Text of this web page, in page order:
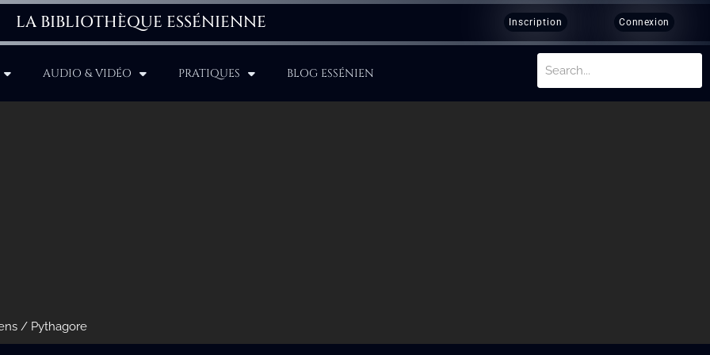
LA BIBLIOTHÈQUE ESSÉNIENNE Inscription Connexion
AUDIO & VIDÉO PRATIQUES BLOG ESSÉNIEN
/ Pythagore